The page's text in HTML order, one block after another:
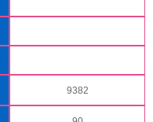
9382